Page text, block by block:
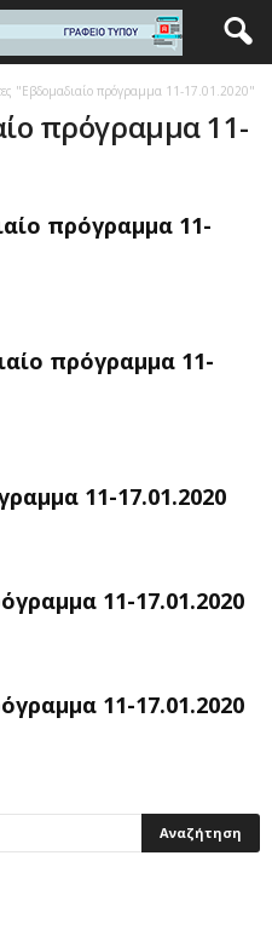
"Εβδομαδιαίο πρόγραμμα 11-17.01.2020"
πρόγραμμα 11-
πρόγραμμα 11-
πρόγραμμα 11-
11-17.01.2020
11-17.01.2020
11-17.01.2020